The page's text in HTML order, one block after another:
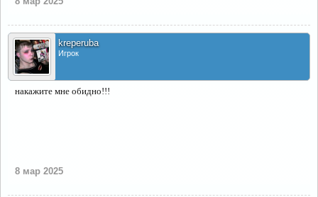
kreperuba
Игрок
накажите мне обидно!!!
8 мар 2025